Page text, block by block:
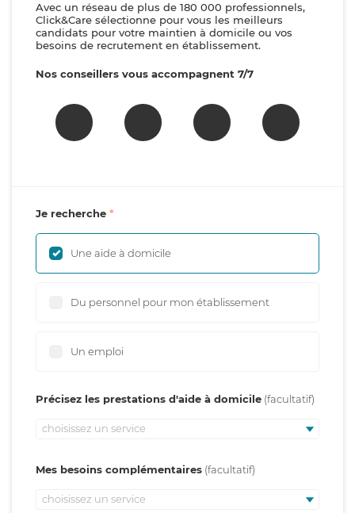
Avec un réseau de plus de 180 000 professionnels,
Click&Care sélectionne pour vous les meilleurs
candidats pour votre maintien à domicile ou vos
besoins de recrutement en établissement.
Nos conseillers vous accompagnent 7/7
Je recherche
Une aide à domicile
Du personnel pour mon établissement
Un emploi
Précisez les prestations d'aide à domicile
choisissez un service
Mes besoins complémentaires
choisissez un service